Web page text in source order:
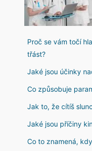
Proč se vám točí
třást?
Jaké jsou účinky
Co způsobuje
Jak to, že cítíš
Jaké jsou příčiny
Co to znamená,